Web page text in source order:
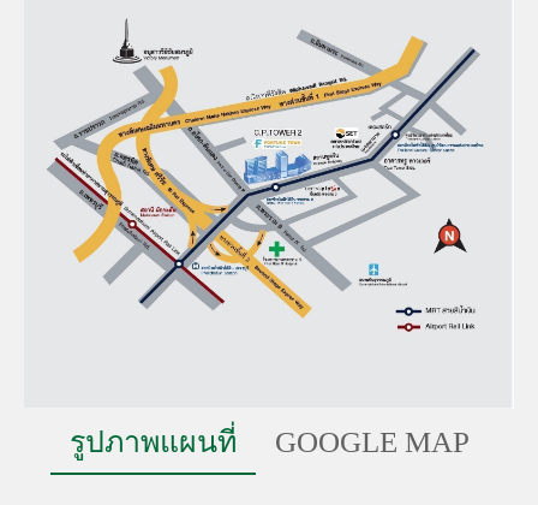
รูปภาพแผนที่ GOOGLE MAP